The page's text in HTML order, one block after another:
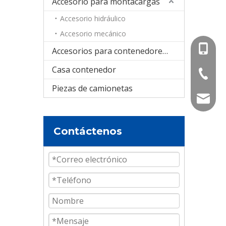
Accesorio hidráulico
Accesorio mecánico
Accesorios para contenedores cisterna
Casa contenedor
Piezas de camionetas
Contáctenos
+86-
+86-